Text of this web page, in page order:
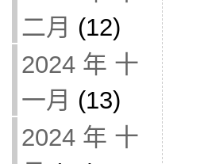
二月 (12)
2024 年 十
一月 (13)
2024 年 十